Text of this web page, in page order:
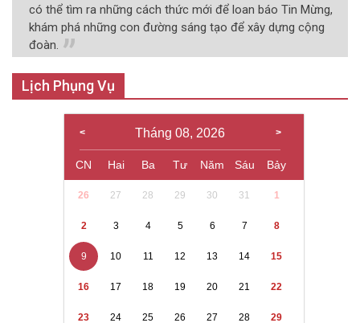
có thể tìm ra những cách thức mới để loan báo Tin Mừng,
khám phá những con đường sáng tạo để xây dựng cộng
đoàn.
Lịch Phụng Vụ
Tháng 08, 2026
CN Hai Ba Tư Năm Sáu Bảy
26 27 28 29 30 31 1
2 3 4 5 6 7 8
9 10 11 12 13 14 15
16 17 18 19 20 21 22
23 24 25 26 27 28 29